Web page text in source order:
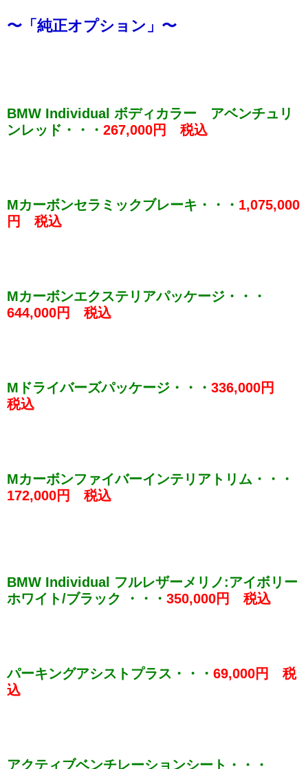
〜 「純正オプション」〜
BMW Individual ボディカラー アベンチュリ
ンレッド・・・ 267,000円 税込
Mカーボンセラミックブレーキ・・・ 1,075,000
円 税込
Mカーボンエクステリアパッケージ・・・
644,000円 税込
Mドライバーズパッケージ・・・ 336,000円
税込
Mカーボンファイバーインテリアトリム・・・
172,000円 税込
BMW Individual フルレザーメリノ:アイボリー
ホワイト/ブラック ・・・ 350,000円 税込
パーキングアシストプラス・・・ 69,000円 税
込
アクティブベンチレーションシート・・・